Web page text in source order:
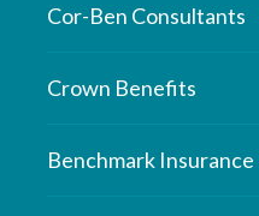
Cor-Ben Consultants
Crown Benefits
Benchmark Insurance